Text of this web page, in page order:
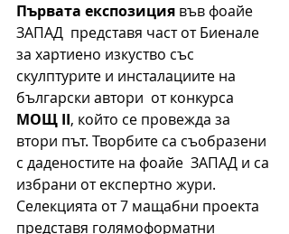
Първата експозиция във фоайе
ЗАПАД  представя част от Биенале
за хартиено изкуство със
скулптурите и инсталациите на
български автори  от конкурса
МОЩ II, който се провежда за
втори път. Творбите са съобразени
с даденостите на фоайе  ЗАПАД и са
избрани от експертно жури.
Селекцията от 7 мащабни проекта
представя голямоформатни